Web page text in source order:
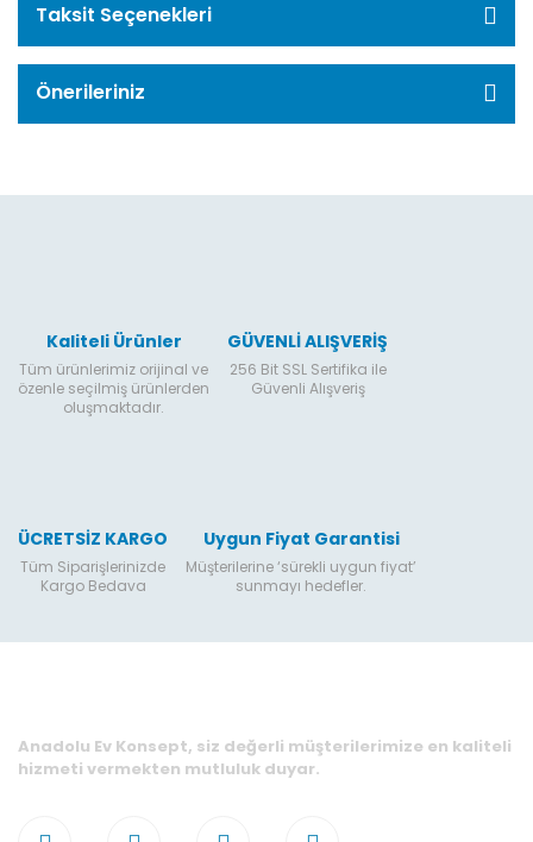
Taksit Seçenekleri
Önerileriniz
Kaliteli Ürünler
Tüm ürünlerimiz orijinal ve
özenle seçilmiş ürünlerden
oluşmaktadır.
GÜVENLİ ALIŞVERİŞ
256 Bit SSL Sertifika ile
Güvenli Alışveriş
ÜCRETSİZ KARGO
Tüm Siparişlerinizde
Kargo Bedava
Uygun Fiyat Garantisi
Müşterilerine ‘sürekli uygun fiyat’
sunmayı hedefler.
Anadolu Ev Konsept, siz değerli müşterilerimize en kaliteli
hizmeti vermekten mutluluk duyar.